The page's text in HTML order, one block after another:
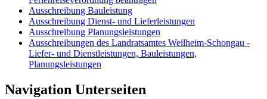
Ausschreibung Bauleistung
Ausschreibung Dienst- und Lieferleistungen
Ausschreibung Planungsleistungen
Ausschreibungen des Landratsamtes Weilheim-Schongau -
Liefer- und Dienstleistungen, Bauleistungen,
Planungsleistungen
Navigation Unterseiten